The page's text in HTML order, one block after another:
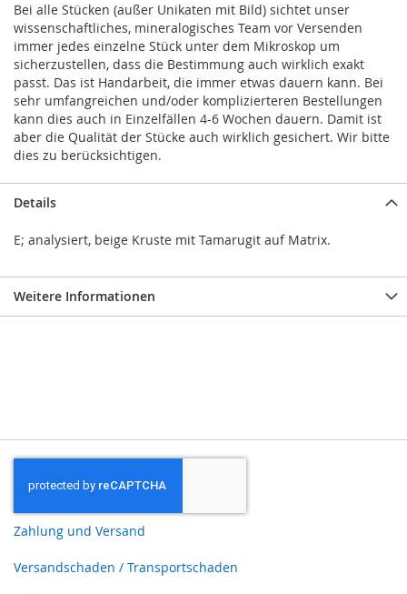
Bei alle Stücken (außer Unikaten mit Bild) sichtet unser
wissenschaftliches, mineralogisches Team vor Versenden
immer jedes einzelne Stück unter dem Mikroskop um
sicherzustellen, dass die Bestimmung auch wirklich exakt
passt. Das ist Handarbeit, die immer etwas dauern kann. Bei
sehr umfangreichen und/oder komplizierteren Bestellungen
kann dies auch in Einzelfällen 4-6 Wochen dauern. Damit ist
aber die Qualität der Stücke auch wirklich gesichert. Wir bitte
dies zu berücksichtigen.
Details
E; analysiert, beige Kruste mit Tamarugit auf Matrix.
Weitere Informationen
Zahlung und Versand
Versandschaden / Transportschaden